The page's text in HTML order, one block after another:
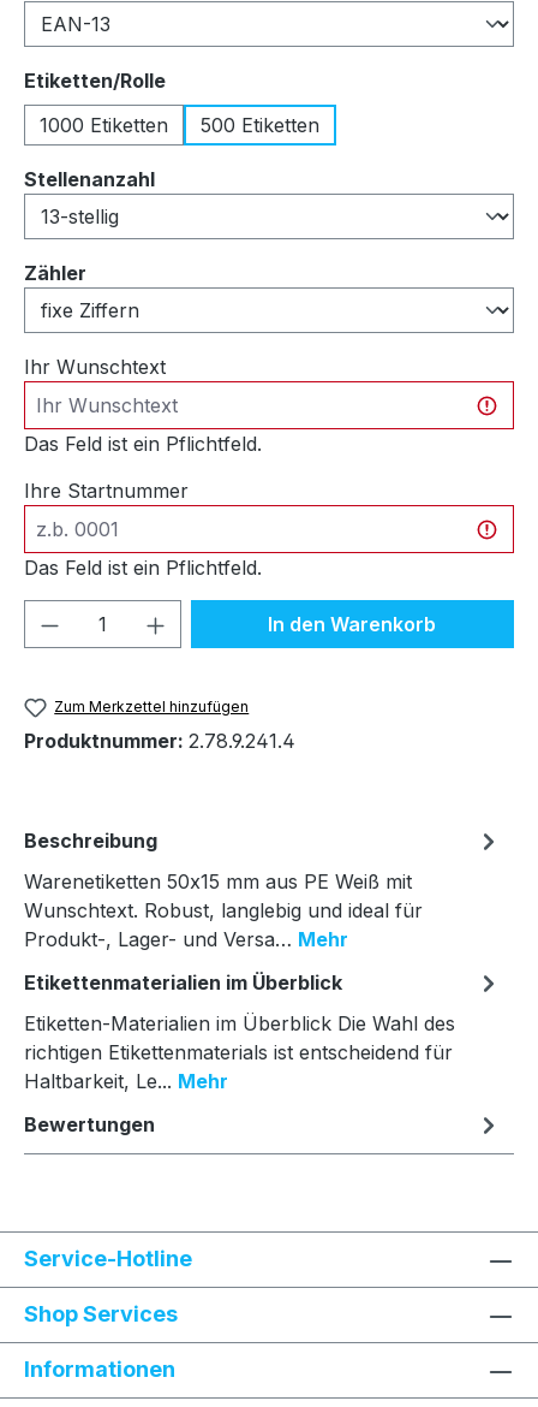
Etiketten/Rolleauswählen
1000 Etiketten
500 Etiketten
Stellenanzahlauswählen
Zähler
Ihr Wunschtext
Das Feld ist ein Pflichtfeld.
Ihre Startnummer
Das Feld ist ein Pflichtfeld.
Produkt Anzahl: Gib denIn den Warenkorb
Zum Merkzettel hinzufügen
Produktnummer: 2.78.9.241.4
Beschreibung
Warenetiketten 50x15 mm aus PE Weiß mit
Wunschtext. Robust, langlebig und ideal für
Produkt-, Lager- und Versa… Mehr
Etikettenmaterialien im Überblick
Etiketten-Materialien im Überblick Die Wahl des
richtigen Etikettenmaterials ist entscheidend für
Haltbarkeit, Le... Mehr
Bewertungen
Service-Hotline
Shop Services
Informationen